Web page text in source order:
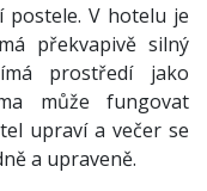
postele. V hotelu je
překvapivě silný
prostředí jako
může fungovat
upraví a večer se
a upraveně.